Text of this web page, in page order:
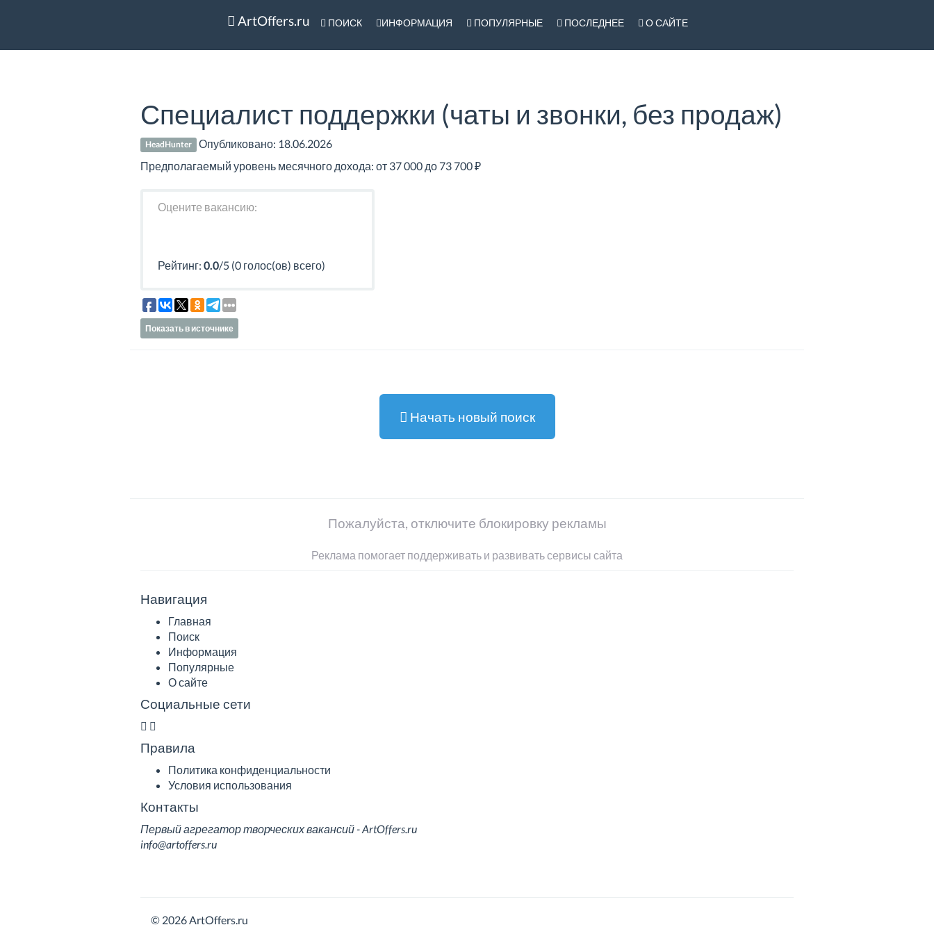
ArtOffers.ru ПОИСК ИНФОРМАЦИЯ ПОПУЛЯРНЫЕ ПОСЛЕДНЕЕ О САЙТЕ
Специалист поддержки (чаты и звонки, без продаж)
HeadHunter Опубликовано: 18.06.2026
Предполагаемый уровень месячного дохода: от 37 000 до 73 700 ₽
Оцените вакансию:
Рейтинг: 0.0/5 (0 голос(ов) всего)
Показать в источнике
Начать новый поиск
Пожалуйста, отключите блокировку рекламы
Реклама помогает поддерживать и развивать сервисы сайта
Навигация
Главная
Поиск
Информация
Популярные
О сайте
Социальные сети
Правила
Политика конфиденциальности
Условия использования
Контакты
Первый агрегатор творческих вакансий - ArtOffers.ru
info@artoffers.ru
© 2026 ArtOffers.ru